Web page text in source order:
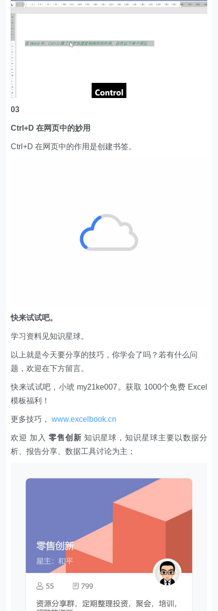
03
Ctrl+D 在网页中的妙用
Ctrl+D 在网页中的作用是创建书签。
快来试试吧。
学习资料见知识星球。
以上就是今天要分享的技巧，你学会了吗？若有什么问
题，欢迎在下方留言。
快来试试吧，小琥 my21ke007。获取 1000个免费 Excel
模板福利​​​​！
更多技巧，www.excelbook.cn
欢迎 加入 零售创新 知识星球，知识星球主要以数据分
析、报告分享、数据工具讨论为主；